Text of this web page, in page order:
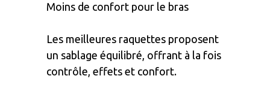
Moins de confort pour le bras
Les meilleures raquettes proposent
un sablage équilibré, offrant à la fois
contrôle, effets et confort.